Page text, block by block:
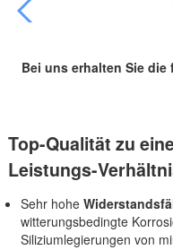
Bei uns erhalten Sie
Top-Qualität zu
Leistungs-
Sehr hohe
witterungsbedingte
Siliziumlegierungen von